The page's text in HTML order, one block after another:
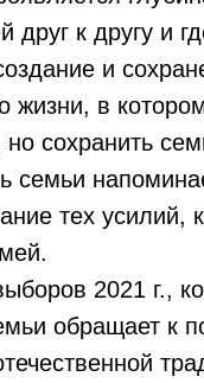
друг к другу и
и
жизни, в
но сохранить
семьи
тех усилий,
2021 г.,
обращает к